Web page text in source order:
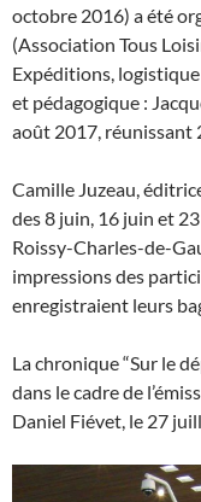
octobre 2016) a été
(Association Tous
Expéditions,
et pédagogique :
août 2017, réunissant
Camille Juzeau,
des 8 juin, 16 juin et
Roissy-Charles-de-
impressions des
enregistraient leurs
La chronique “Sur le
dans le cadre de
Daniel Fiévet, le 27